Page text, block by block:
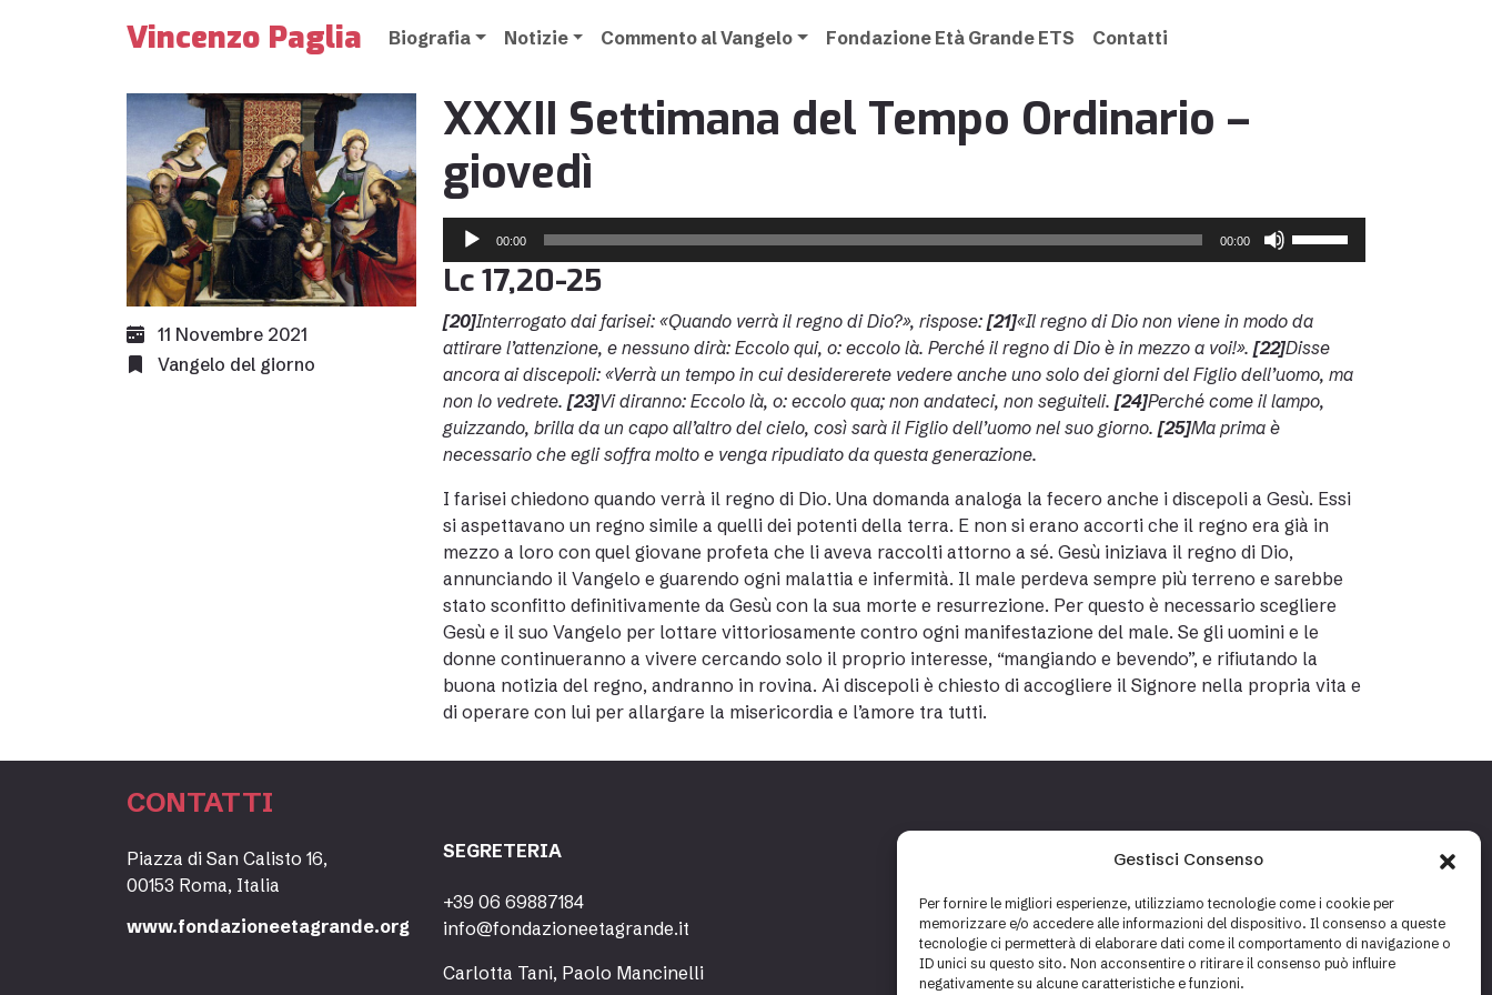
Gestisci Consenso
Per fornire le migliori esperienze, utilizziamo tecnologie come i cookie per
memorizzare e/o accedere alle informazioni del dispositivo. Il consenso a queste
tecnologie ci permetterà di elaborare dati come il comportamento di navigazione o
ID unici su questo sito. Non acconsentire o ritirare il consenso può influire
negativamente su alcune caratteristiche e funzioni.
Vincenzo Paglia Biografia Notizie Commento al Vangelo Fondazione Età Grande ETS Contatti
11 Novembre 2021
Vangelo del giorno
XXXII Settimana del Tempo Ordinario –
giovedì
Audio
Player
00:00 00:00
aumentare
o
volume.
Lc 17,20-25
[20]Interrogato dai farisei: «Quando verrà il regno di Dio?», rispose: [21]«Il regno di Dio non viene in modo da
attirare l’attenzione, e nessuno dirà: Eccolo qui, o: eccolo là. Perché il regno di Dio è in mezzo a voi!». [22]Disse
ancora ai discepoli: «Verrà un tempo in cui desidererete vedere anche uno solo dei giorni del Figlio dell’uomo, ma
non lo vedrete. [23]Vi diranno: Eccolo là, o: eccolo qua; non andateci, non seguiteli. [24]Perché come il lampo,
guizzando, brilla da un capo all’altro del cielo, così sarà il Figlio dell’uomo nel suo giorno. [25]Ma prima è
necessario che egli soffra molto e venga ripudiato da questa generazione.
I farisei chiedono quando verrà il regno di Dio. Una domanda analoga la fecero anche i discepoli a Gesù. Essi
si aspettavano un regno simile a quelli dei potenti della terra. E non si erano accorti che il regno era già in
mezzo a loro con quel giovane profeta che li aveva raccolti attorno a sé. Gesù iniziava il regno di Dio,
annunciando il Vangelo e guarendo ogni malattia e infermità. Il male perdeva sempre più terreno e sarebbe
stato sconfitto definitivamente da Gesù con la sua morte e resurrezione. Per questo è necessario scegliere
Gesù e il suo Vangelo per lottare vittoriosamente contro ogni manifestazione del male. Se gli uomini e le
donne continueranno a vivere cercando solo il proprio interesse, “mangiando e bevendo”, e rifiutando la
buona notizia del regno, andranno in rovina. Ai discepoli è chiesto di accogliere il Signore nella propria vita e
di operare con lui per allargare la misericordia e l’amore tra tutti.
CONTATTI
Piazza di San Calisto 16,
00153 Roma, Italia
www.fondazioneetagrande.org
SEGRETERIA
+39 06 69887184
info@fondazioneetagrande.it
Carlotta Tani, Paolo Mancinelli
Cookie policy